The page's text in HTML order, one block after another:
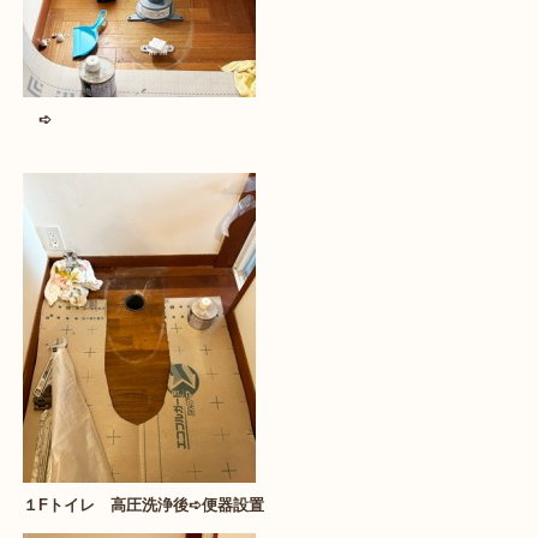
➪
１Fトイレ 高圧洗浄後➪便器設置